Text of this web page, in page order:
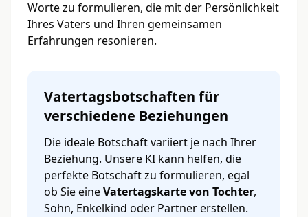
Worte zu formulieren, die mit der Persönlichkeit
Ihres Vaters und Ihren gemeinsamen
Erfahrungen resonieren.
Vatertagsbotschaften für
verschiedene Beziehungen
Die ideale Botschaft variiert je nach Ihrer
Beziehung. Unsere KI kann helfen, die
perfekte Botschaft zu formulieren, egal
ob Sie eineVatertagskarte von Tochter,
Sohn, Enkelkind oder Partner erstellen.